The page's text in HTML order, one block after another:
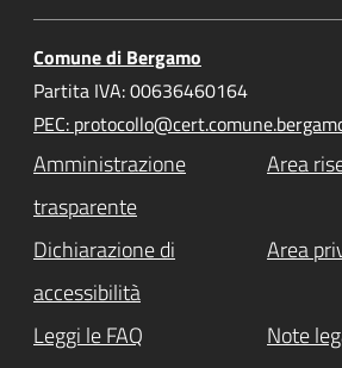
Comune di Bergamo
Partita IVA: 00636460164
PEC:
Amministrazione
trasparente
Area
Dichiarazione di
accessibilità
Area
Leggi le FAQ Note